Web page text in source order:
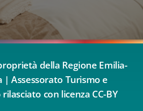
della Regione Emilia-
| Assessorato Turismo e
con licenza CC-BY